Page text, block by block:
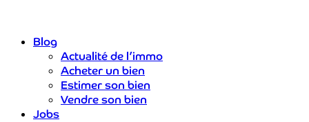
Blog
Actualité de l’immo
Acheter un bien
Estimer son bien
Vendre son bien
Jobs